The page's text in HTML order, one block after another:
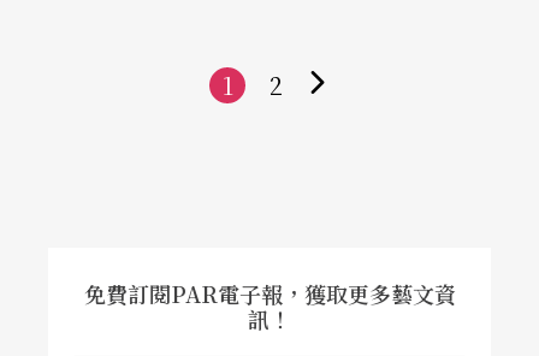
1 2
免費訂閱PAR電子報，獲取更多藝文資
訊！